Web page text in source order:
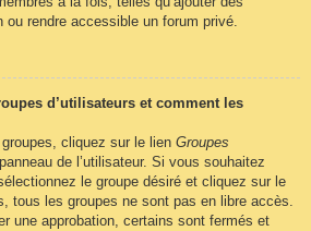
rendre accessible un forum privé.
d’utilisateurs et comment les
cliquez sur le lien Groupes
de l’utilisateur. Si vous souhaitez
le groupe désiré et cliquez sur le
tous les groupes ne sont pas en libre accès.
une approbation, certains sont fermés et